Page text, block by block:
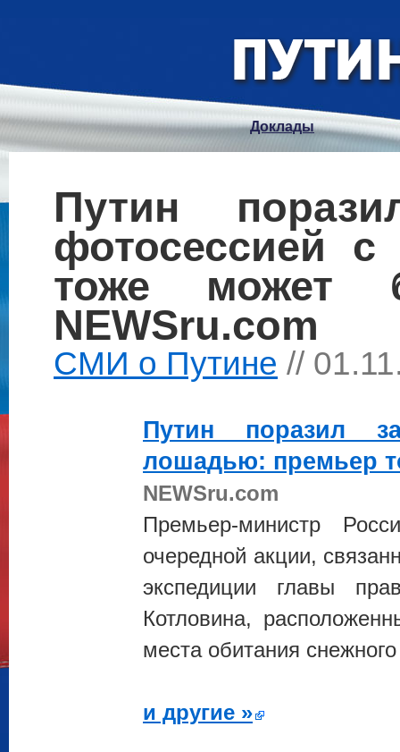
Доклады
Путин
фотосессией
тоже
NEWSru.com
СМИ о Путине //
Путин поразил
лошадью: премьер
NEWSru.com
Премьер-министр
очередной акции,
экспедиции главы
Котловина,
места обитания
и другие »